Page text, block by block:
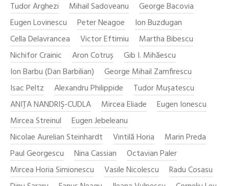
Tudor Arghezi
Mihail Sadoveanu
George Bacovia
Eugen Lovinescu
Peter Neagoe
Ion Buzdugan
Cella Delavrancea
Victor Eftimiu
Martha Bibescu
Nichifor Crainic
Aron Cotruș
Gib I. Mihăescu
Ion Barbu (Dan Barbilian)
George Mihail Zamfirescu
Isac Peltz
Alexandru Philippide
Tudor Muşatescu
ANIŢA NANDRIŞ-CUDLA
Mircea Eliade
Eugen Ionescu
Mircea Streinul
Eugen Jebeleanu
Nicolae Aurelian Steinhardt
Vintilă Horia
Marin Preda
Paul Georgescu
Nina Cassian
Octavian Paler
Mircea Horia Simionescu
Vasile Nicolescu
Radu Cosasu